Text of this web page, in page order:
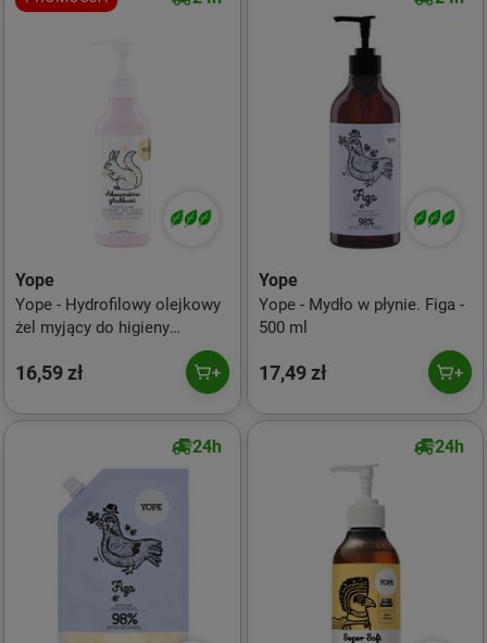
Yope
Yope - Hydrofilowy olejkowy
żel myjący do higieny
16,59 zł
Yope
Yope - Mydło w płynie. Figa -
500 ml
17,49 zł
24h 24h